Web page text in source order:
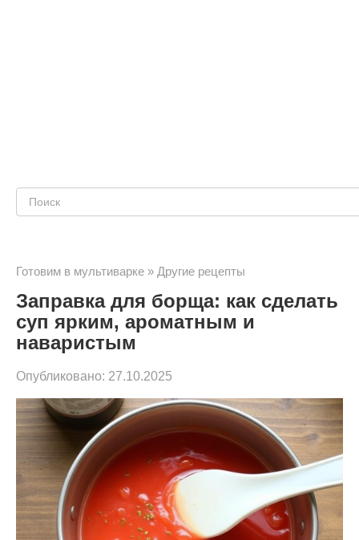
Поиск:
Готовим в мультиварке » Другие рецепты
Заправка для борща: как сделать
суп ярким, ароматным и
наваристым
Опубликовано: 27.10.2025